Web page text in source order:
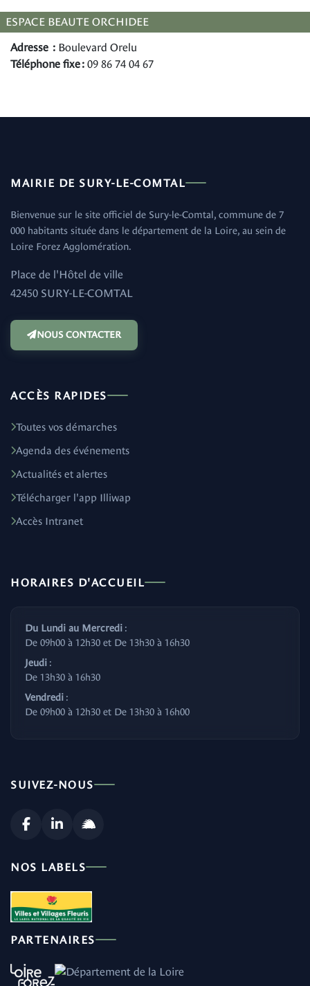
ESPACE BEAUTE ORCHIDEE
Adresse : Boulevard Orelu
Téléphone fixe : 09 86 74 04 67
MAIRIE DE SURY-LE-COMTAL
Bienvenue sur le site officiel de Sury-le-Comtal, commune de 7
000 habitants située dans le département de la Loire, au sein de
Loire Forez Agglomération.
Place de l'Hôtel de ville
42450 SURY-LE-COMTAL
NOUS CONTACTER
ACCÈS RAPIDES
Toutes vos démarches
Agenda des événements
Actualités et alertes
Télécharger l'app Illiwap
Accès Intranet
HORAIRES D'ACCUEIL
Du Lundi au Mercredi :
De 09h00 à 12h30 et De 13h30 à 16h30
Jeudi :
De 13h30 à 16h30
Vendredi :
De 09h00 à 12h30 et De 13h30 à 16h00
SUIVEZ-NOUS
NOS LABELS
PARTENAIRES